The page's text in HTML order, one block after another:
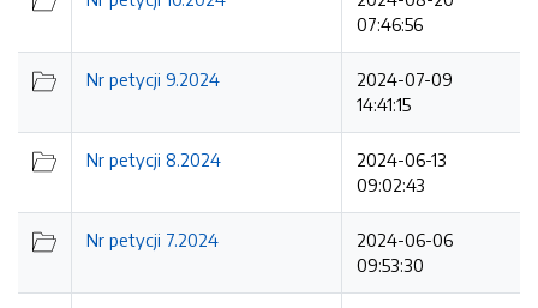
07:46:56
Nr petycji 9.2024
2024-07-09
14:41:15
Nr petycji 8.2024
2024-06-13
09:02:43
Nr petycji 7.2024
2024-06-06
09:53:30